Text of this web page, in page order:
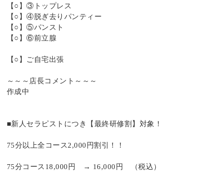
【○】③トップレス
【○】④脱ぎ去りパンティー
【○】⑤パンスト
【○】⑥前立腺
【○】ご自宅出張
～～～店長コメント～～～
作成中
■新人セラピストにつき【最終研修割】対象！
75分以上全コース2,000円割引！！
75分コース18,000円 → 16,000円 （税込）